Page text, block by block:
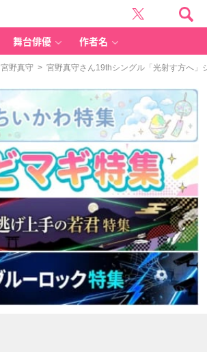
舞台俳優 作者名
宮野真守 > 宮野真守さん19thシングル「光射す方へ」